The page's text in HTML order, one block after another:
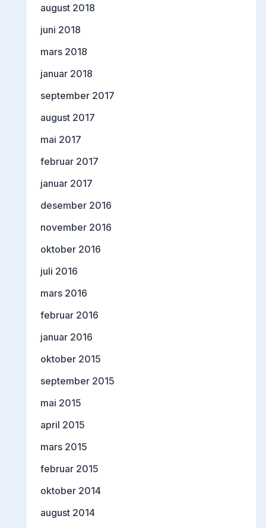
august 2018
juni 2018
mars 2018
januar 2018
september 2017
august 2017
mai 2017
februar 2017
januar 2017
desember 2016
november 2016
oktober 2016
juli 2016
mars 2016
februar 2016
januar 2016
oktober 2015
september 2015
mai 2015
april 2015
mars 2015
februar 2015
oktober 2014
august 2014